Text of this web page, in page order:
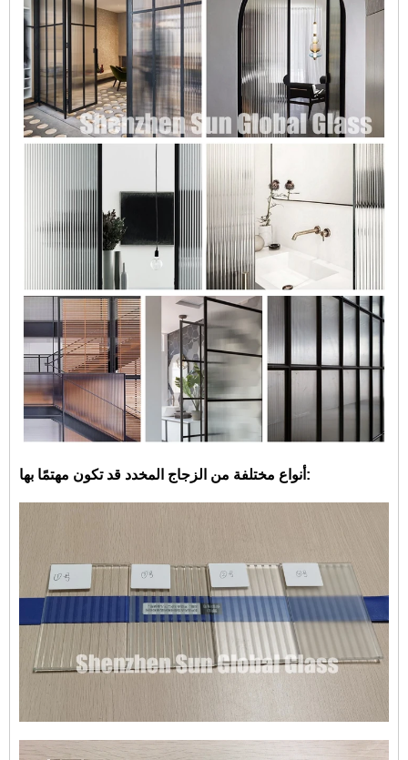
أنواع مختلفة من الزجاج المخدد قد تكون مهتمًا بها: